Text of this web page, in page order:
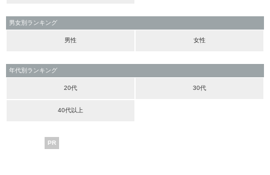
男女別ランキング
男性 女性
年代別ランキング
20代 30代
40代以上
PR